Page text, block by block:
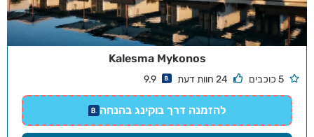
Kalesma Mykonos
5 כוכבים 24 חוות דעת 9.9
להזמנה דרך בוקינג בהנחה